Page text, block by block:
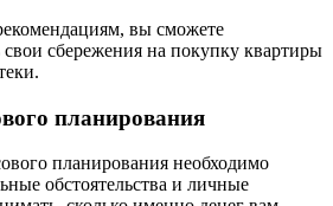
вы сможете
свои сбережения на покупку квартиры
планирования
планирования необходимо
обстоятельства и личные